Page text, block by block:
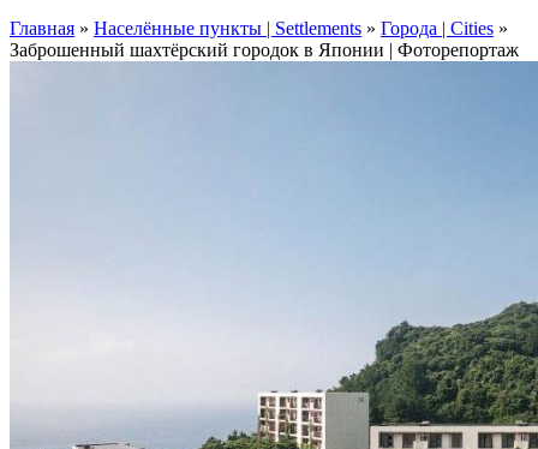
Главная » Населённые пункты | Settlements » Города | Cities »
Заброшенный шахтёрский городок в Японии | Фоторепортаж